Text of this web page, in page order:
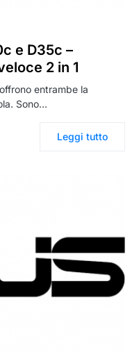
e D35c –
2 in 1
entrambe la
Sono…
Leggi tutto